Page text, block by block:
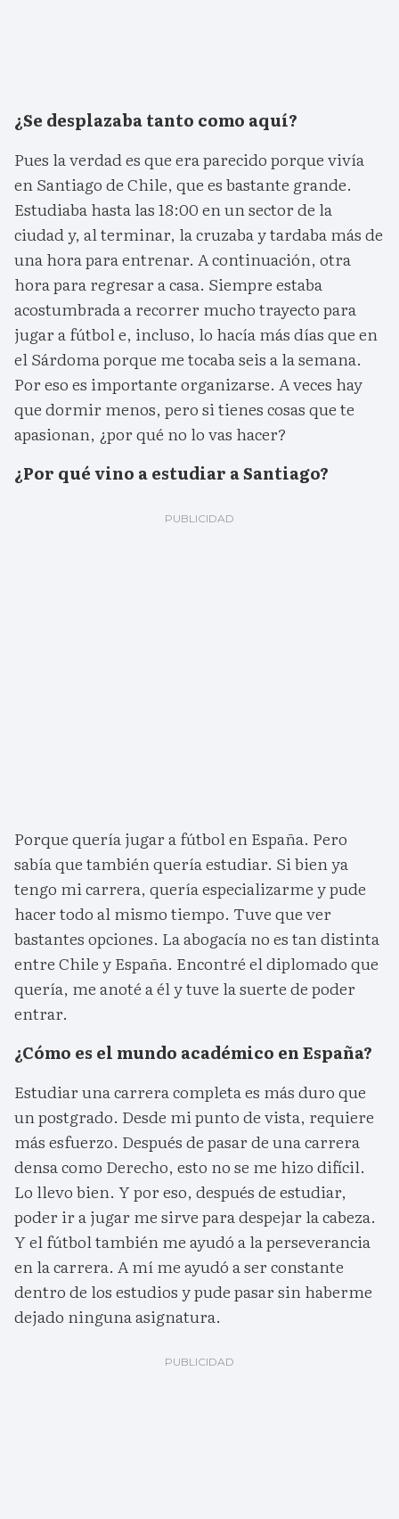
¿Se desplazaba tanto como aquí?
Pues la verdad es que era parecido porque vivía
en Santiago de Chile, que es bastante grande.
Estudiaba hasta las 18:00 en un sector de la
ciudad y, al terminar, la cruzaba y tardaba más de
una hora para entrenar. A continuación, otra
hora para regresar a casa. Siempre estaba
acostumbrada a recorrer mucho trayecto para
jugar a fútbol e, incluso, lo hacía más días que en
el Sárdoma porque me tocaba seis a la semana.
Por eso es importante organizarse. A veces hay
que dormir menos, pero si tienes cosas que te
apasionan, ¿por qué no lo vas hacer?
¿Por qué vino a estudiar a Santiago?
Porque quería jugar a fútbol en España. Pero
sabía que también quería estudiar. Si bien ya
tengo mi carrera, quería especializarme y pude
hacer todo al mismo tiempo. Tuve que ver
bastantes opciones. La abogacía no es tan distinta
entre Chile y España. Encontré el diplomado que
quería, me anoté a él y tuve la suerte de poder
entrar.
¿Cómo es el mundo académico en España?
Estudiar una carrera completa es más duro que
un postgrado. Desde mi punto de vista, requiere
más esfuerzo. Después de pasar de una carrera
densa como Derecho, esto no se me hizo difícil.
Lo llevo bien. Y por eso, después de estudiar,
poder ir a jugar me sirve para despejar la cabeza.
Y el fútbol también me ayudó a la perseverancia
en la carrera. A mí me ayudó a ser constante
dentro de los estudios y pude pasar sin haberme
dejado ninguna asignatura.